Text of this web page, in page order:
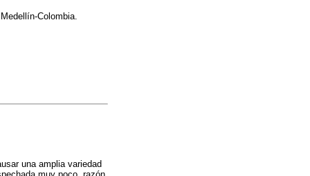
Colombia.
una amplia variedad